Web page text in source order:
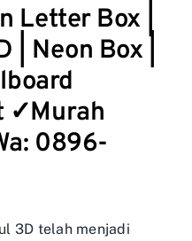
Letter Box |
Neon Box |
✓Murah
0896-
3D telah menjadi